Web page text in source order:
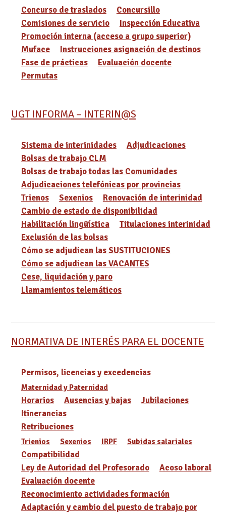
Concurso de traslados
Concursillo
Comisiones de servicio
Inspección Educativa
Promoción interna (acceso a grupo superior)
Muface
Instrucciones asignación de destinos
Fase de prácticas
Evaluación docente
Permutas
UGT INFORMA – INTERIN@S
Sistema de interinidades
Adjudicaciones
Bolsas de trabajo CLM
Bolsas de trabajo todas las Comunidades
Adjudicaciones telefónicas por provincias
Trienos
Sexenios
Renovación de interinidad
Cambio de estado de disponibilidad
Habilitación lingüística
Titulaciones interinidad
Exclusión de las bolsas
Cómo se adjudican las SUSTITUCIONES
Cómo se adjudican las VACANTES
Cese, liquidación y paro
Llamamientos telemáticos
NORMATIVA DE INTERÉS PARA EL DOCENTE
Permisos, licencias y excedencias
Maternidad y Paternidad
Horarios Ausencias y bajas
Jubilaciones
Itinerancias
Retribuciones
Trienios Sexenios IRPF Subidas salariales
Compatibilidad
Ley de Autoridad del Profesorado
Acoso laboral
Evaluación docente
Reconocimiento actividades formación
Adaptación y cambio del puesto de trabajo por